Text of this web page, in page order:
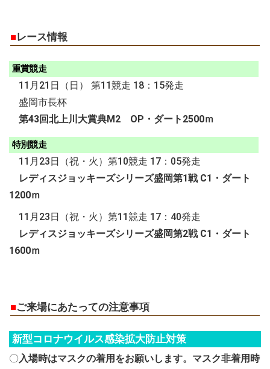
■レース情報
重賞競走
11月21日（日） 第11競走 18：15発走
盛岡市長杯
第43回北上川大賞典M2 OP・ダート2500ｍ
特別競走
11月23日（祝・火）第10競走 17：05発走
レディスジョッキーズシリーズ盛岡第1戦 C1・ダート
1200ｍ
11月23日（祝・火）第11競走 17：40発走
レディスジョッキーズシリーズ盛岡第2戦 C1・ダート
1600ｍ
■ご来場にあたっての注意事項
新型コロナウイルス感染拡大防止対策
〇入場時はマスクの着用をお願いします。マスク非着用時